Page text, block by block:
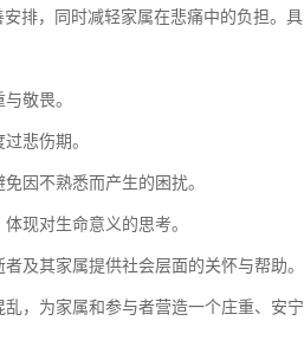
排，同时减轻家属在悲痛中的负担。具
敬畏。
悲伤期。
因不熟悉而产生的困扰。
现对生命意义的思考。
及其家属提供社会层面的关怀与帮助。
，为家属和参与者营造一个庄重、安宁